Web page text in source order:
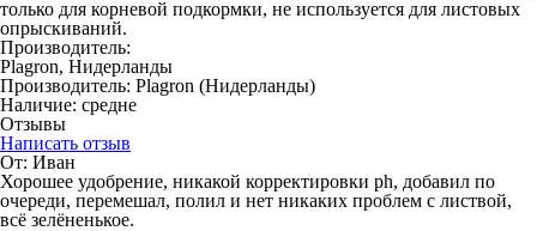
только для корневой подкормки, не используется для листовых
опрыскиваний.
Производитель:
Plagron, Нидерланды
Производитель: Plagron (Нидерланды)
Наличие: средне
Отзывы
Написать отзыв
От: Иван
Хорошее удобрение, никакой корректировки ph, добавил по
очереди, перемешал, полил и нет никаких проблем с листвой,
всё зелёненькое.